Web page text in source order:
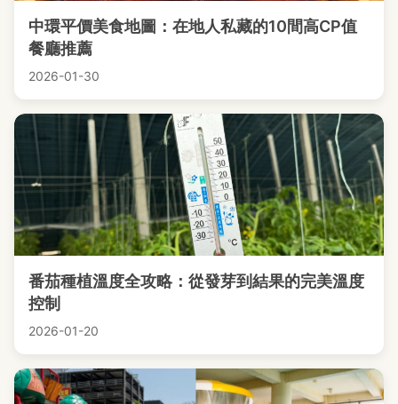
中環平價美食地圖：在地人私藏的10間高CP值
餐廳推薦
2026-01-30
番茄種植溫度全攻略：從發芽到結果的完美溫度
控制
2026-01-20